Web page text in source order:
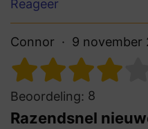
Reageer
Connor 9 november
Beoordeling: 8
Razendsnel